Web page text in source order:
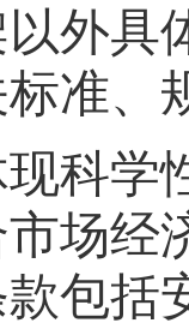
外具
准、
科学
场经
包括